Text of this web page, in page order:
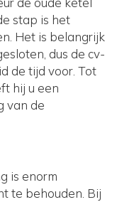
stap is het
Het is belangrijk
dus de cv-
de tijd voor. Tot
hij u een
van de
is enorm
te behouden. Bij